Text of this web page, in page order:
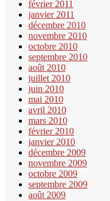
février 2011
janvier 2011
décembre 2010
novembre 2010
octobre 2010
septembre 2010
août 2010
juillet 2010
juin 2010
mai 2010
avril 2010
mars 2010
février 2010
janvier 2010
décembre 2009
novembre 2009
octobre 2009
septembre 2009
août 2009